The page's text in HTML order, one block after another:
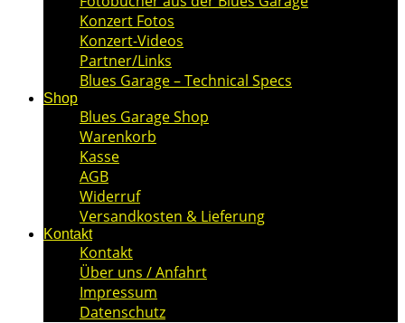
Konzert Fotos
Konzert-Videos
Partner/Links
Blues Garage – Technical Specs
Shop
Blues Garage Shop
Warenkorb
Kasse
AGB
Widerruf
Versandkosten & Lieferung
Kontakt
Kontakt
Über uns / Anfahrt
Impressum
Datenschutz